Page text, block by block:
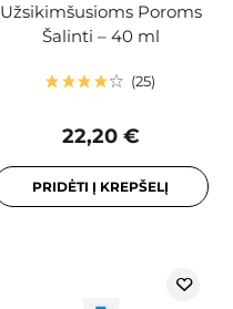
Užsikimšusioms Poroms
Šalinti – 40 ml
25
22,20 €
PRIDĖTI Į KREPŠELĮ